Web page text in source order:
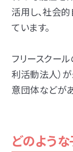
活用し、社会
ています。
フリースクー
利活動法人）
意団体などがあ
どのよう